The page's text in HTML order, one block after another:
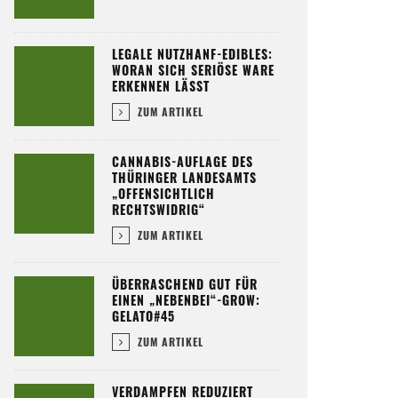
LEGALE NUTZHANF-EDIBLES:
WORAN SICH SERIÖSE WARE
ERKENNEN LÄSST
ZUM ARTIKEL
CANNABIS-AUFLAGE DES
THÜRINGER LANDESAMTS
„OFFENSICHTLICH
RECHTSWIDRIG“
ZUM ARTIKEL
ÜBERRASCHEND GUT FÜR
EINEN „NEBENBEI“-GROW:
GELATO#45
ZUM ARTIKEL
VERDAMPFEN REDUZIERT